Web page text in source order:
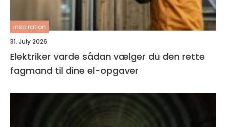
inspiration
31. July 2026
Elektriker varde sådan vælger du den rette
fagmand til dine el-opgaver